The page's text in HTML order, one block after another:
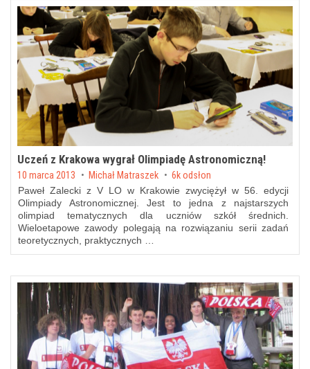
Uczeń z Krakowa wygrał Olimpiadę Astronomiczną!
Posted on
10 marca 2013 by Michał Matraszek 6k odsłon
Paweł Zalecki z V LO w Krakowie zwyciężył w 56. edycji
Olimpiady Astronomicznej. Jest to jedna z najstarszych
olimpiad tematycznych dla uczniów szkół średnich.
Wieloetapowe zawody polegają na rozwiązaniu serii zadań
teoretycznych, praktycznych …